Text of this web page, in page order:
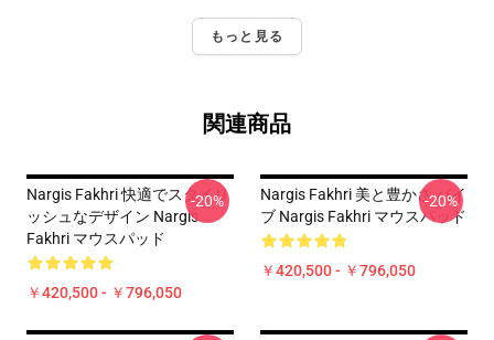
もっと見る
関連商品
Nargis Fakhri 快適でスタイリ
ッシュなデザイン Nargis
Fakhri マウスパッド
￥420,500 - ￥796,050
-20%
Nargis Fakhri 美と豊かさ バイ
ブ Nargis Fakhri マウスパッド
￥420,500 - ￥796,050
-20%